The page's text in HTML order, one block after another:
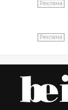
Реклама
Реклама